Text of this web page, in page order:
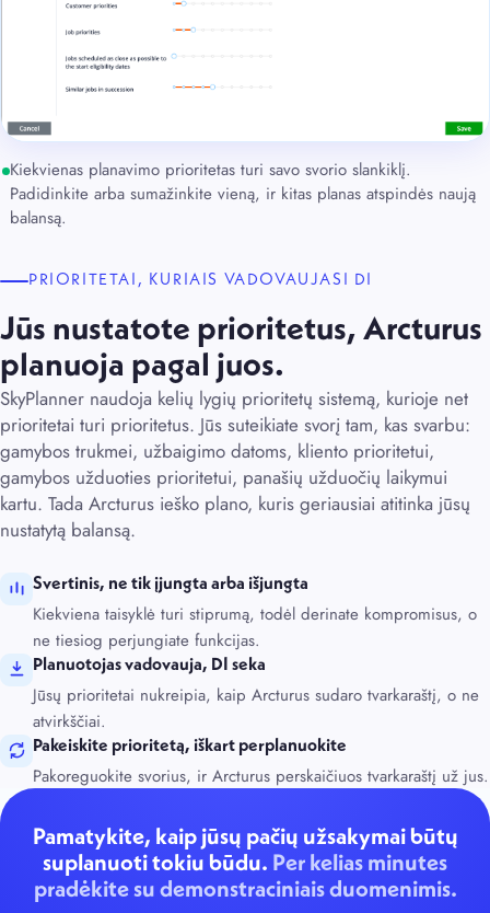
PRIORITETAI, KURIAIS VADOVAUJASI DI
Jūs nustatote prioritetus, Arcturus
planuoja pagal juos.
SkyPlanner naudoja kelių lygių prioritetų sistemą, kurioje net
prioritetai turi prioritetus. Jūs suteikiate svorį tam, kas svarbu:
gamybos trukmei, užbaigimo datoms, kliento prioritetui,
gamybos užduoties prioritetui, panašių užduočių laikymui
kartu. Tada Arcturus ieško plano, kuris geriausiai atitinka jūsų
nustatytą balansą.
Svertinis, ne tik įjungta arba išjungta
Kiekviena taisyklė turi stiprumą, todėl derinate kompromisus, o
ne tiesiog perjungiate funkcijas.
Planuotojas vadovauja, DI seka
Jūsų prioritetai nukreipia, kaip Arcturus sudaro tvarkaraštį, o ne
atvirkščiai.
Pakeiskite prioritetą, iškart perplanuokite
Pakoreguokite svorius, ir Arcturus perskaičiuos tvarkaraštį už jus.
Kiekvienas planavimo prioritetas turi savo svorio slankiklį.
Padidinkite arba sumažinkite vieną, ir kitas planas atspindės naują
balansą.
Pamatykite, kaip jūsų pačių užsakymai būtų
suplanuoti tokiu būdu. Per kelias minutes
pradėkite su demonstraciniais duomenimis.